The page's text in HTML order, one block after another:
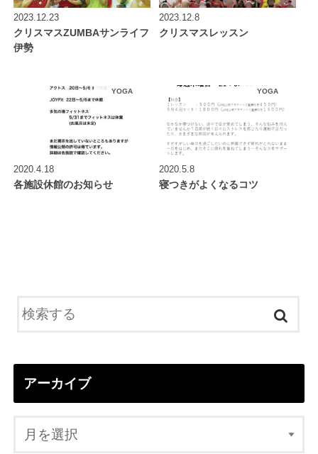
2023.12.23
クリスマスZUMBAサンライフ
伊勢
2023.12.8
クリスマスレッスン
YOGA
2020.4.18
各施設休館のお知らせ
YOGA
2020.5.8
寝つきがよくなるコツ
アーカイブ